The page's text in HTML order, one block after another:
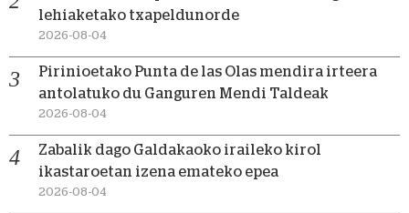
lehiaketako txapeldunorde
2026-08-04
Pirinioetako Punta de las Olas mendira irteera
antolatuko du Ganguren Mendi Taldeak
2026-08-04
Zabalik dago Galdakaoko iraileko kirol
ikastaroetan izena emateko epea
2026-08-04